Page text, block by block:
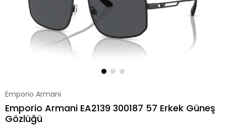
Emporio Armani
Emporio Armani EA2139 300187 57 Erkek Güneş
Gözlüğü